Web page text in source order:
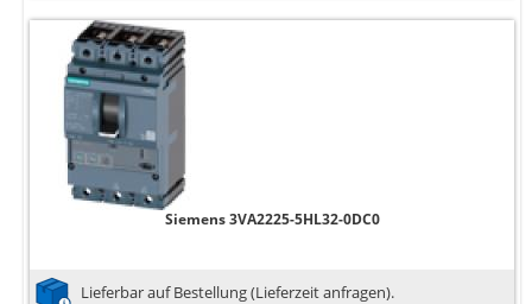
Siemens 3VA2225-5HL32-0DC0
Lieferbar auf Bestellung (Lieferzeit anfragen).